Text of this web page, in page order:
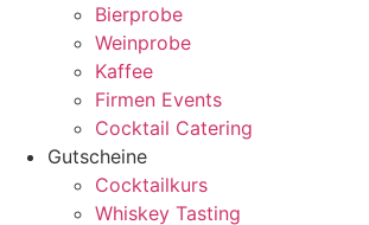
Bierprobe
Weinprobe
Kaffee
Firmen Events
Cocktail Catering
Gutscheine
Cocktailkurs
Whiskey Tasting